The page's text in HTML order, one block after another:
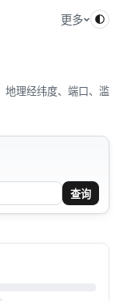
更多
地理经纬度、端口、滥
查询